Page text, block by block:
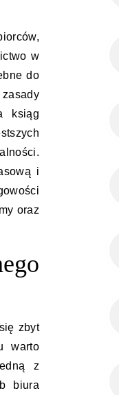
w
do
ksiąg
i
oraz
zbyt
warto
z
biura